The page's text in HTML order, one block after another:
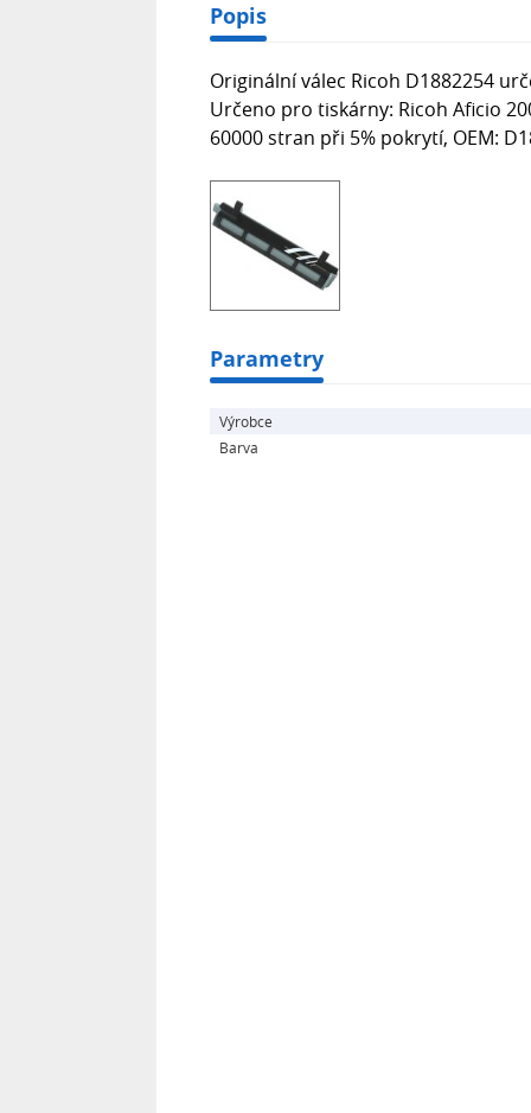
Popis
Originální válec Ricoh D1882254
Určeno pro tiskárny: Ricoh Aficio
60000 stran při 5% pokrytí, OEM:
Parametry
Výrobce
Barva